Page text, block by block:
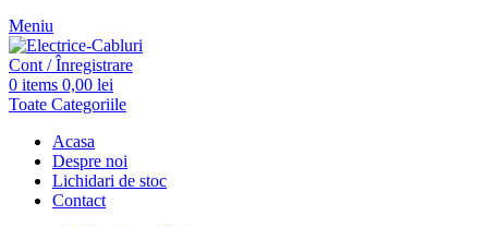
Meniu
Cont / Înregistrare
0 items 0,00 lei
Toate Categoriile
Acasa
Despre noi
Lichidari de stoc
Contact